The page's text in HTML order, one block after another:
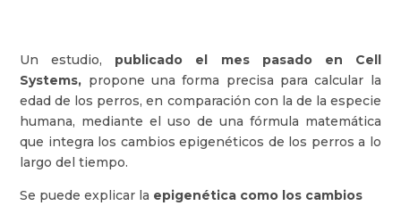
Un estudio, publicado el mes pasado en Cell
Systems, propone una forma precisa para calcular la
edad de los perros, en comparación con la de la especie
humana, mediante el uso de una fórmula matemática
que integra los cambios epigenéticos de los perros a lo
largo del tiempo.
Se puede explicar la epigenética como los cambios